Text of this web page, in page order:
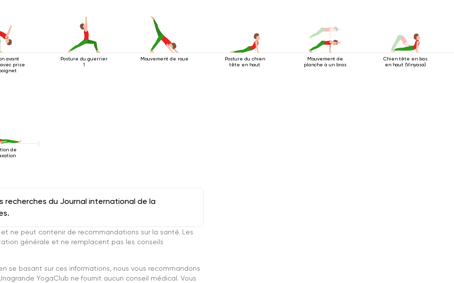
avant
prise
Posture du guerrier
1
Mouvement de roue
Posture du chien
tête en haut
Mouvement de
planche à un bras
Chien tête en bas
en haut (Vinyasa)
de
recherches du Journal international de la
ne peut contenir de recommandations sur la santé. Les
générale et ne remplacent pas les conseils
se basant sur ces informations, nous vous recommandons
YogaClub ne fournit aucun conseil médical. Vous